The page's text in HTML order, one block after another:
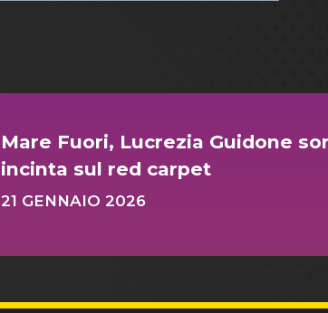
Mare Fuori, Lucrezia Guidone
incinta sul red carpet
21 GENNAIO 2026